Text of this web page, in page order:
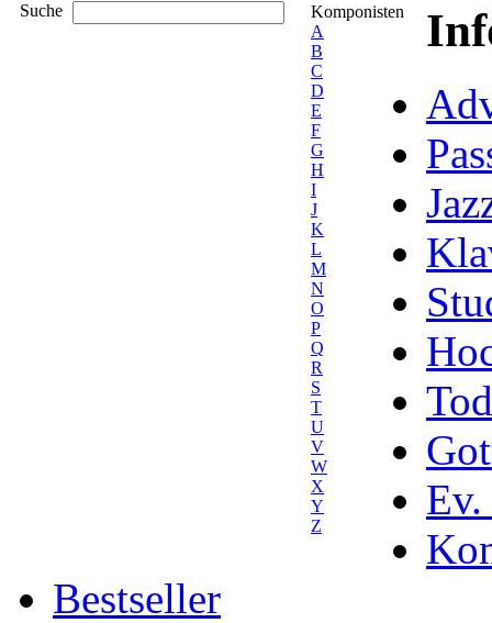
Suche
Komponisten
A
B
C
D
E
F
G
H
I
J
K
L
M
N
O
P
Q
R
S
T
U
V
W
X
Y
Z
Ev.
Bestseller